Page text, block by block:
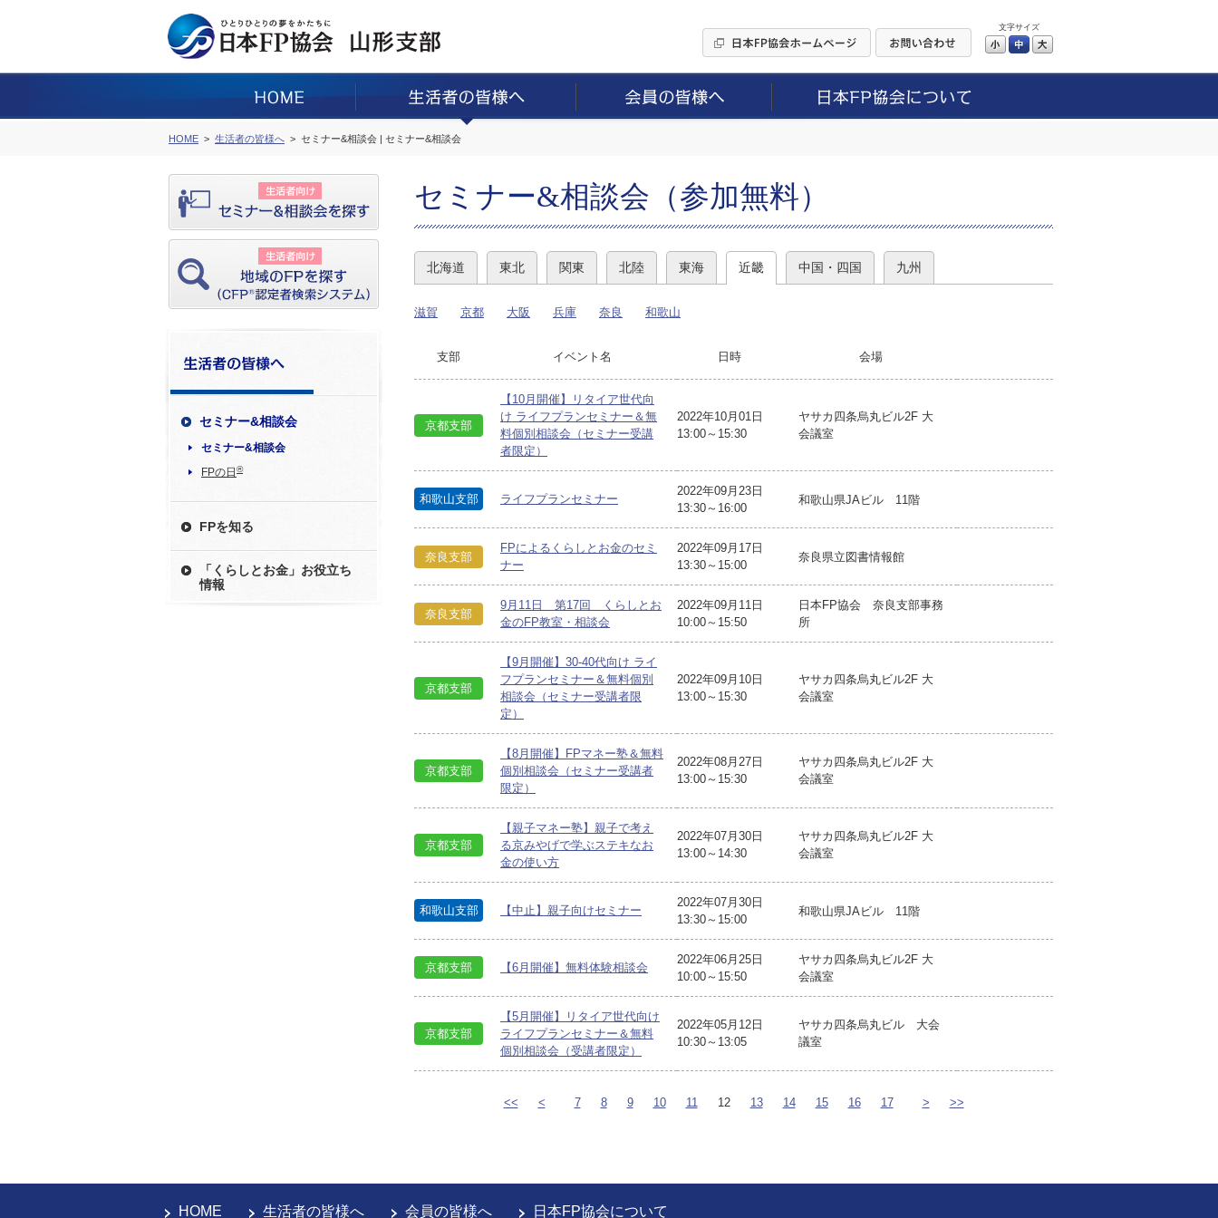
文字サイズ
小 中
HOME 生活者の皆様へ セミナー&相談会 | セミナー&相談会
セミナー&相談会
セミナー&相談会
FPの日 ®
FPを知る
「くらしとお金」お役立ち
情報
セミナー&相談会（参加無料）
北海道 東北 関東 北陸 東海 近畿 中国・四国 九州
滋賀 京都 大阪 兵庫 奈良 和歌山
支部 イベント名 日時 会場
京都支部
【10月開催】リタイア世代向
け ライフプランセミナー＆無
料個別相談会（セミナー受講
者限定）
2022年10月01日
13:00～15:30
ヤサカ四条烏丸ビル2F 大
会議室
和歌山支部 ライフプランセミナー
2022年09月23日
13:30～16:00
和歌山県JAビル 11階
奈良支部
FPによるくらしとお金のセミ
ナー
2022年09月17日
13:30～15:00
奈良県立図書情報館
奈良支部
9月11日 第17回 くらしとお
金のFP教室・相談会
2022年09月11日
10:00～15:50
日本FP協会 奈良支部事務
所
京都支部
【9月開催】30-40代向け ライ
フプランセミナー＆無料個別
相談会（セミナー受講者限
定）
2022年09月10日
13:00～15:30
ヤサカ四条烏丸ビル2F 大
会議室
京都支部
【8月開催】FPマネー塾＆無料
個別相談会（セミナー受講者
限定）
2022年08月27日
13:00～15:30
ヤサカ四条烏丸ビル2F 大
会議室
京都支部
【親子マネー塾】親子で考え
る京みやげで学ぶステキなお
金の使い方
2022年07月30日
13:00～14:30
ヤサカ四条烏丸ビル2F 大
会議室
和歌山支部 【中止】親子向けセミナー
2022年07月30日
13:30～15:00
和歌山県JAビル 11階
京都支部 【6月開催】無料体験相談会
2022年06月25日
10:00～15:50
ヤサカ四条烏丸ビル2F 大
会議室
京都支部
【5月開催】リタイア世代向け
ライフプランセミナー＆無料
個別相談会（受講者限定）
2022年05月12日
10:30～13:05
ヤサカ四条烏丸ビル 大会
議室
<< < 7 8 9 10 11 12 13 14 15 16 17 > >>
HOME 生活者の皆様へ 会員の皆様へ 日本FP協会について